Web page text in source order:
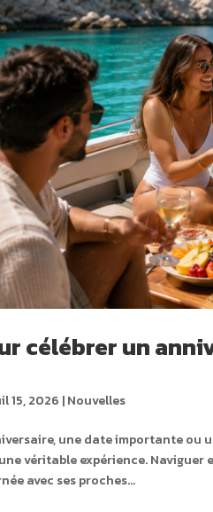
célébrer un
15, 2026 |Nouvelles
une date importante
une véritable expérience.
avec ses proches...